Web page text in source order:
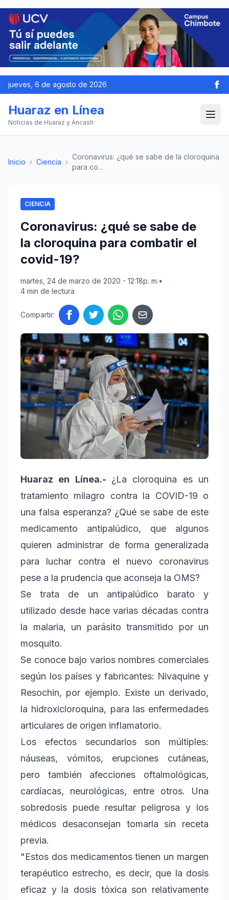
jueves, 6 de agosto de 2026
Huaraz en Línea
Noticias de Huaraz y Áncash
Inicio › Ciencia ›
Coronavirus: ¿qué se sabe de la cloroquina
para co...
CIENCIA
Coronavirus: ¿qué se sabe de
la cloroquina para combatir el
covid-19?
martes, 24 de marzo de 2020 - 12:18p. m.•
4 min de lectura
Compartir:
Huaraz en Línea.- ¿La cloroquina es un
tratamiento milagro contra la COVID-19 o
una falsa esperanza? ¿Qué se sabe de este
medicamento antipalúdico, que algunos
quieren administrar de forma generalizada
para luchar contra el nuevo coronavirus
pese a la prudencia que aconseja la OMS?
Se trata de un antipalúdico barato y
utilizado desde hace varias décadas contra
la malaria, un parásito transmitido por un
mosquito.
Se conoce bajo varios nombres comerciales
según los países y fabricantes: Nivaquine y
Resochin, por ejemplo. Existe un derivado,
la hidroxicloroquina, para las enfermedades
articulares de origen inflamatorio.
Los efectos secundarios son múltiples:
náuseas, vómitos, erupciones cutáneas,
pero también afecciones oftalmológicas,
cardíacas, neurológicas, entre otros. Una
sobredosis puede resultar peligrosa y los
médicos desaconsejan tomarla sin receta
previa.
"Estos dos medicamentos tienen un margen
terapéutico estrecho, es decir, que la dosis
eficaz y la dosis tóxica son relativamente